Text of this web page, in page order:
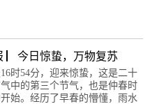
▏今日惊蛰，万物复苏
时54分，迎来惊蛰，这是二十
气中的第三个节气，也是仲春时
始。经历了早春的懵懂，雨水